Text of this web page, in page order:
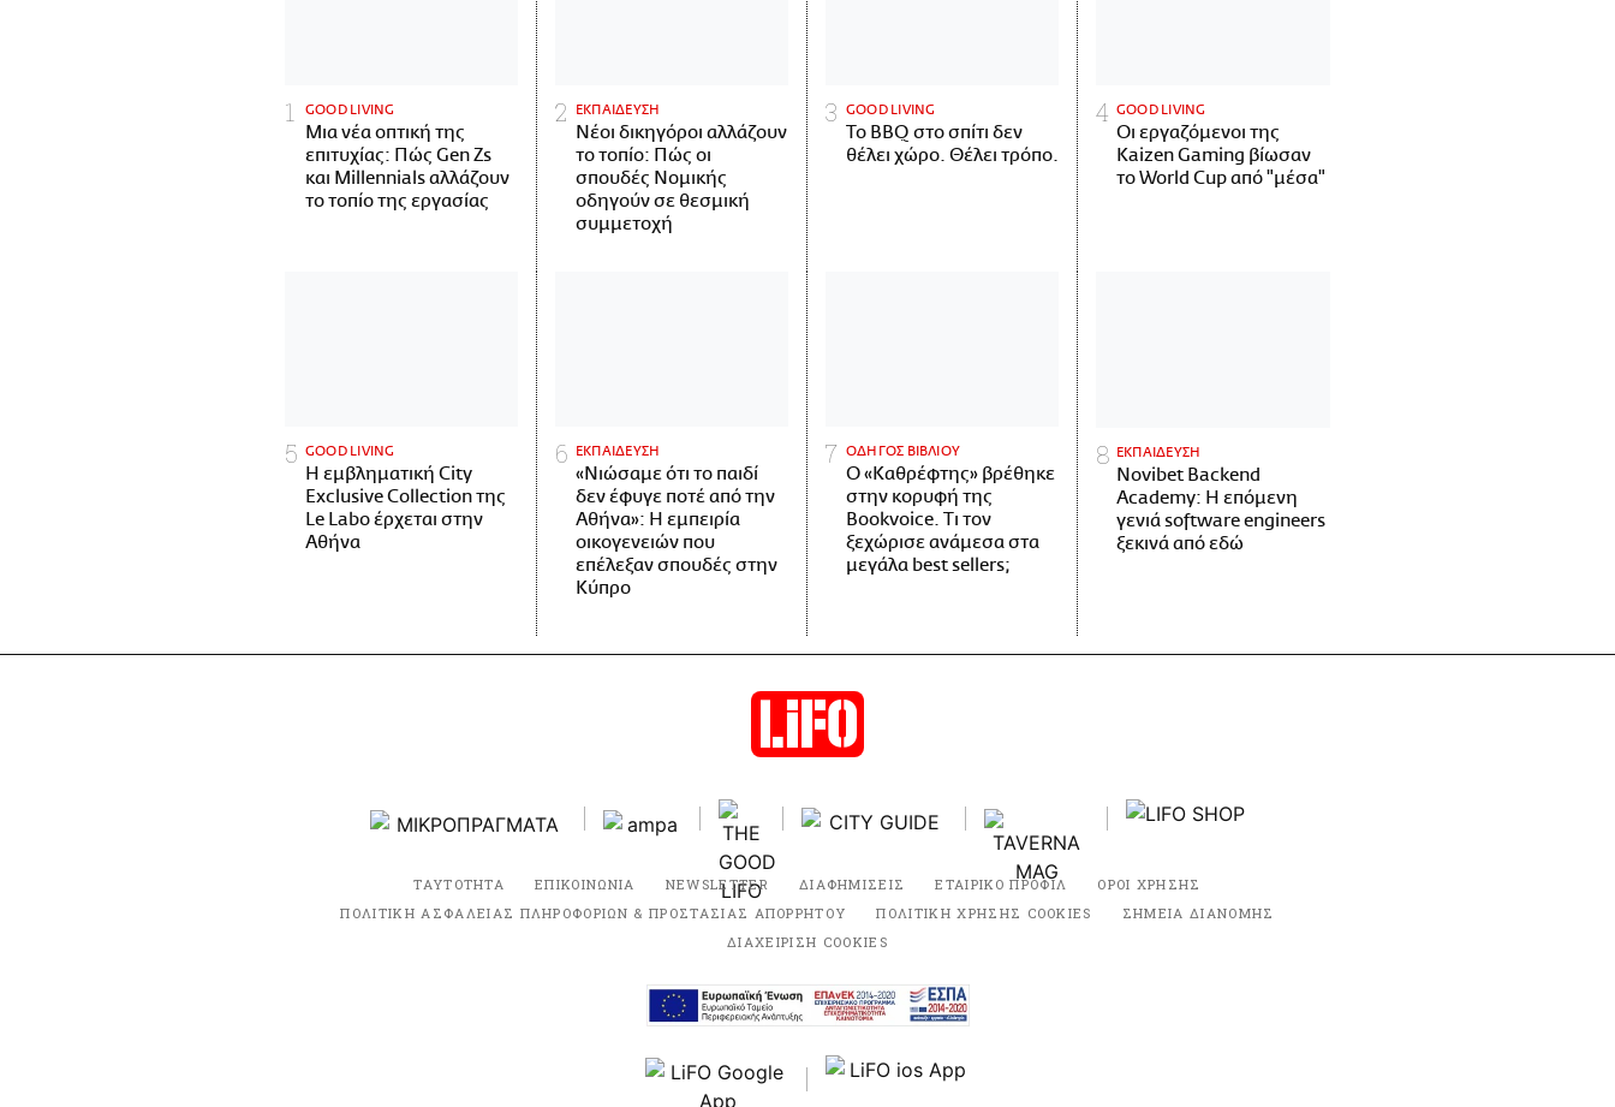
GOOD LIVING
Μια νέα οπτική της
επιτυχίας: Πώς Gen Zs
και Millennials αλλάζουν
το τοπίο της εργασίας
ΕΚΠΑΙΔΕΥΣΗ
Νέοι δικηγόροι αλλάζουν
το τοπίο: Πώς οι
σπουδές Νομικής
οδηγούν σε θεσμική
συμμετοχή
GOOD LIVING
Το BBQ στο σπίτι δεν
θέλει χώρο. Θέλει τρόπο.
GOOD LIVING
Οι εργαζόμενοι της
Kaizen Gaming βίωσαν
το World Cup από "μέσα"
GOOD LIVING
Η εμβληματική City
Exclusive Collection της
Le Labo έρχεται στην
Αθήνα
ΕΚΠΑΙΔΕΥΣΗ
«Νιώσαμε ότι το παιδί
δεν έφυγε ποτέ από την
Αθήνα»: Η εμπειρία
οικογενειών που
επέλεξαν σπουδές στην
Κύπρο
ΟΔΗΓΟΣ ΒΙΒΛΙΟΥ
Ο «Καθρέφτης» βρέθηκε
στην κορυφή της
Bookvoice. Τι τον
ξεχώρισε ανάμεσα στα
μεγάλα best sellers;
ΕΚΠΑΙΔΕΥΣΗ
Novibet Backend
Academy: Η επόμενη
γενιά software engineers
ξεκινά από εδώ
ΤΑΥΤΟΤΗΤΑ ΕΠΙΚΟΙΝΩΝΙΑ NEWSLETTER ΔΙΑΦΗΜΙΣΕΙΣ ΕΤΑΙΡΙΚΟ ΠΡΟΦΙΛ
ΟΡΟΙ ΧΡΗΣΗΣ
ΠΟΛΙΤΙΚΗ ΑΣΦΑΛΕΙΑΣ ΠΛΗΡΟΦΟΡΙΩΝ & ΠΡΟΣΤΑΣΙΑΣ ΑΠΟΡΡΗΤΟΥ
ΠΟΛΙΤΙΚΗ ΧΡΗΣΗΣ COOKIES
ΣΗΜΕΙΑ ΔΙΑΝΟΜΗΣ
ΔΙΑΧΕΙΡΙΣΗ COOKIES